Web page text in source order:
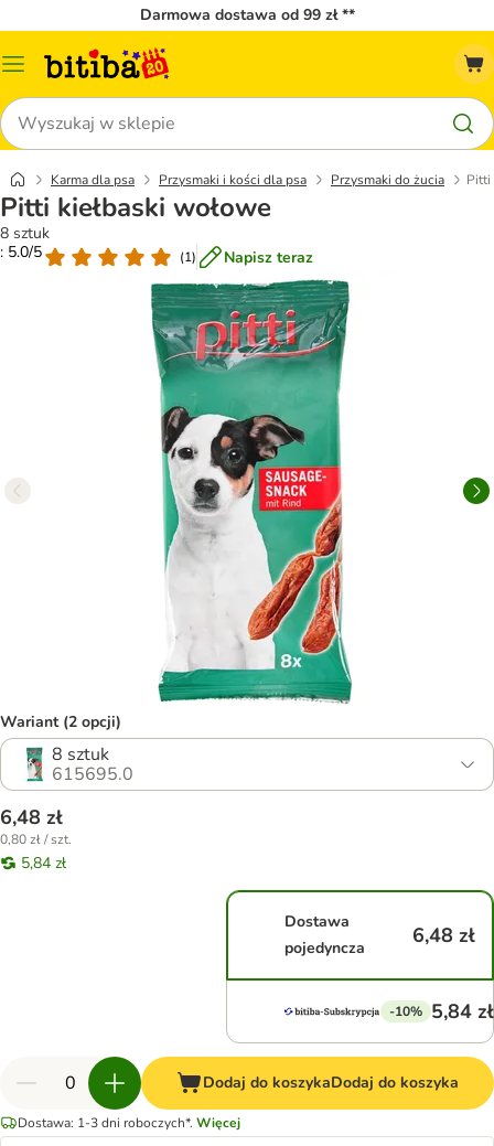
Darmowa dostawa od 99 zł **
Menu
Szukaj
Karma dla psa Przysmaki i kości dla psa Przysmaki do żucia Pitti
Pitti kiełbaski wołowe
8 sztuk
: 5.0/5
(1) Napisz teraz
Wariant (2 opcji)
8 sztuk
615695.0
6,48 zł
0,80 zł / szt.
5,84 zł
Dostawa
pojedyncza
6,48 zł
-10% 5,84 zł
Dodaj do koszykaDodaj do koszyka
Dostawa: 1-3 dni roboczych*. Więcej